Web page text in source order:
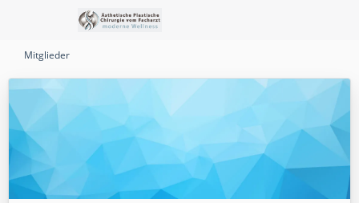
Mitglieder